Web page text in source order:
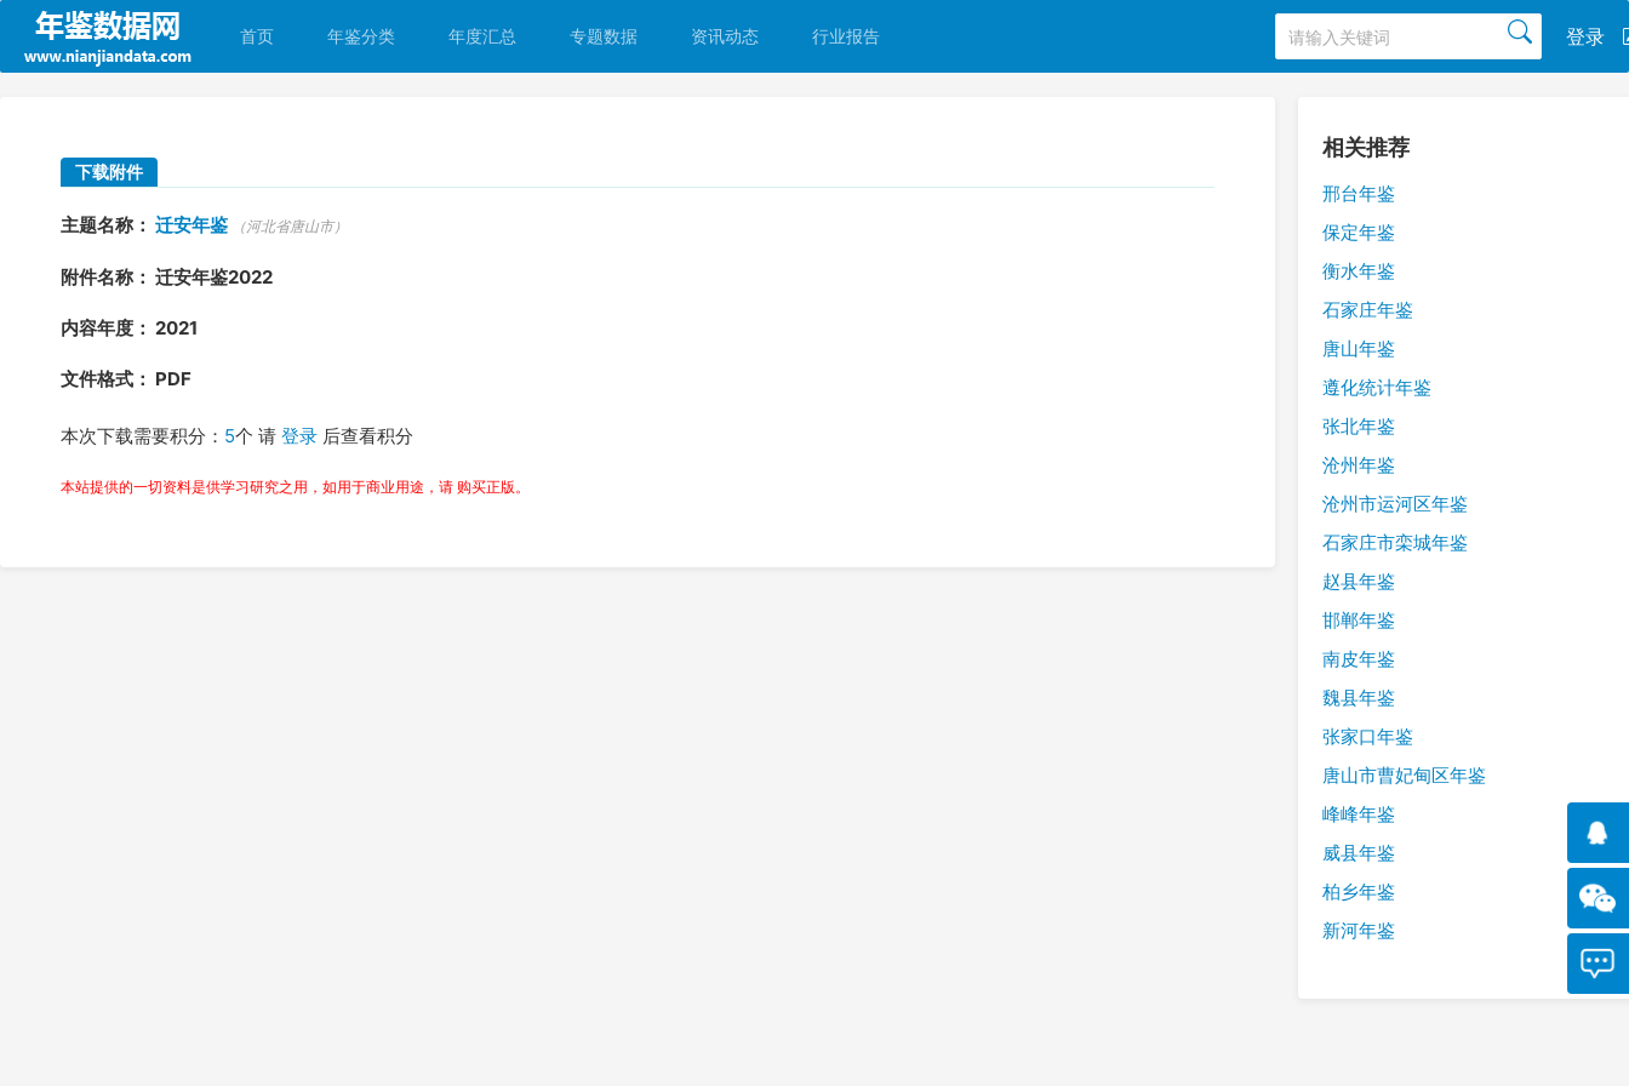
登录
首页 年鉴分类 年度汇总 专题数据 资讯动态 行业报告
下载附件
主题名称： 迁安年鉴 （河北省唐山市）
附件名称： 迁安年鉴2022
内容年度： 2021
文件格式： PDF
本次下载需要积分： 5个 请 登录 后查看积分
本站提供的一切资料是供学习研究之用，如用于商业用途，请 购买正版。
相关推荐
邢台年鉴
保定年鉴
衡水年鉴
石家庄年鉴
唐山年鉴
遵化统计年鉴
张北年鉴
沧州年鉴
沧州市运河区年鉴
石家庄市栾城年鉴
赵县年鉴
邯郸年鉴
南皮年鉴
魏县年鉴
张家口年鉴
唐山市曹妃甸区年鉴
峰峰年鉴
威县年鉴
柏乡年鉴
新河年鉴